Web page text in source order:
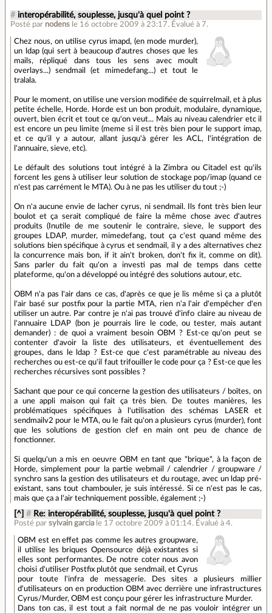
# interopérabilité, souplesse, jusqu'à quel point ?
Posté par nodens le 16 octobre 2009 à 23:17. Évalué à 7.
Chez nous, on utilise cyrus imapd, (en mode murder),
un ldap (qui sert à beaucoup d'autres choses que les
mails, répliqué dans tous les sens avec moult
overlays...) sendmail (et mimedefang...) et tout le
tralala.
Pour le moment, on utilise une version modifiée de squirrelmail, et à plus
petite échelle, Horde. Horde est un bon produit, modulaire, dynamique,
ouvert, bien écrit et tout ce qu'on veut... Mais au niveau calendrier etc il
est encore un peu limite (meme si il est très bien pour le support imap,
et ce qu'il y a autour, allant jusqu'à gérer les ACL, l'intégration de
l'annuaire, sieve, etc).
Le défault des solutions tout intégré à la Zimbra ou Citadel est qu'ils
forcent les gens à utiliser leur solution de stockage pop/imap (quand ce
n'est pas carrément le MTA). Ou à ne pas les utiliser du tout ;-)
On n'a aucune envie de lacher cyrus, ni sendmail. Ils font très bien leur
boulot et ça serait compliqué de faire la même chose avec d'autres
produits (Inutile de me soutenir le contraire, sieve, le support des
groupes LDAP, murder, mimedefang, tout ça c'est quand même des
solutions bien spécifique à cyrus et sendmail, il y a des alternatives chez
la concurrence mais bon, if it ain't broken, don't fix it, comme on dit).
Sans parler du fait qu'on a investi pas mal de temps dans cette
plateforme, qu'on a développé ou intégré des solutions autour, etc.
OBM n'a pas l'air dans ce cas, d'après ce que je lis même si ça a plutôt
l'air basé sur postfix pour la partie MTA, rien n'a l'air d'empêcher d'en
utiliser un autre. Par contre je n'ai pas trouvé d'info claire au niveau de
l'annuaire LDAP (bon je pourrais lire le code, ou tester, mais autant
demander) : de quoi a vraiment besoin OBM ? Est-ce qu'on peut se
contenter d'avoir la liste des utilisateurs, et éventuellement des
groupes, dans le ldap ? Est-ce que c'est paramétrable au niveau des
recherches ou est-ce qu'il faut trifouiller le code pour ça ? Est-ce que les
recherches récursives sont possibles ?
Sachant que pour ce qui concerne la gestion des utilisateurs / boîtes, on
a une appli maison qui fait ça très bien. De toutes manières, les
problématiques spécifiques à l'utilisation des schémas LASER et
sendmailv2 pour le MTA, ou le fait qu'on a plusieurs cyrus (murder), font
que les solutions de gestion clef en main ont peu de chance de
fonctionner.
Si quelqu'un a mis en oeuvre OBM en tant que "brique", à la façon de
Horde, simplement pour la partie webmail / calendrier / groupware /
synchro sans la gestion des utilisateurs et du routage, avec un ldap pré-
existant, sans tout chambouler, je suis intéressé. Si ce n'est pas le cas,
mais que ça a l'air techniquement possible, également ;-)
[^] # Re: interopérabilité, souplesse, jusqu'à quel point ?
Posté parsylvain garcia le 17 octobre 2009 à 01:14. Évalué à4.
OBM est en effet pas comme les autres groupware,
il utilise les briques Opensource déjà existantes si
elles sont performantes. De notre coter nous avon
choisi d'utiliser Postfix plutôt que sendmail, et Cyrus
pour toute l'infra de messagerie. Des sites a plusieurs millier
d'utilisateurs on en production OBM avec derrière une infrastructures
Cyrus/Murder, OBM est conçu pour gérer les infrastructure Murder.
Dans ton cas, il est tout a fait normal de ne pas vouloir intégrer un